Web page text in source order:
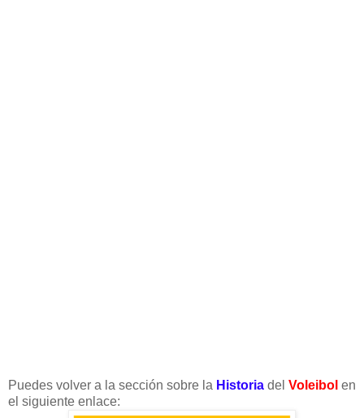
Puedes volver a la sección sobre la Historia del Voleibol en
el siguiente enlace: